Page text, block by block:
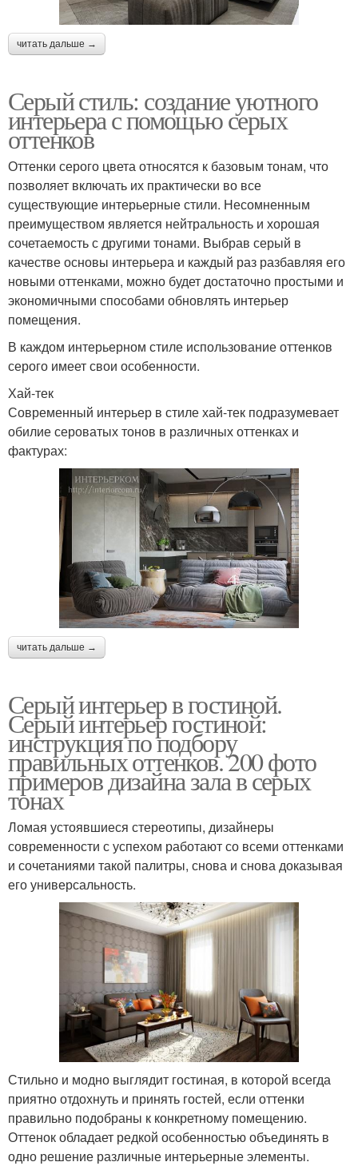
читать дальше →
Серый стиль: создание уютного
интерьера с помощью серых
оттенков
Оттенки серого цвета относятся к базовым тонам, что
позволяет включать их практически во все
существующие интерьерные стили. Несомненным
преимуществом является нейтральность и хорошая
сочетаемость с другими тонами. Выбрав серый в
качестве основы интерьера и каждый раз разбавляя его
новыми оттенками, можно будет достаточно простыми и
экономичными способами обновлять интерьер
помещения.
В каждом интерьерном стиле использование оттенков
серого имеет свои особенности.
Хай-тек
Современный интерьер в стиле хай-тек подразумевает
обилие сероватых тонов в различных оттенках и
фактурах:
читать дальше →
Серый интерьер в гостиной.
Серый интерьер гостиной:
инструкция по подбору
правильных оттенков. 200 фото
примеров дизайна зала в серых
тонах
Ломая устоявшиеся стереотипы, дизайнеры
современности с успехом работают со всеми оттенками
и сочетаниями такой палитры, снова и снова доказывая
его универсальность.
Стильно и модно выглядит гостиная, в которой всегда
приятно отдохнуть и принять гостей, если оттенки
правильно подобраны к конкретному помещению.
Оттенок обладает редкой особенностью объединять в
одно решение различные интерьерные элементы.